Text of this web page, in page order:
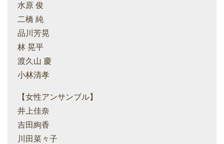
水原 俊
二橋 純
品川芳晃
林 晃平
渡久山 慶
小林清孝
【女性アンサンブル】
井上佳奈
吉田絢香
川田菜々子